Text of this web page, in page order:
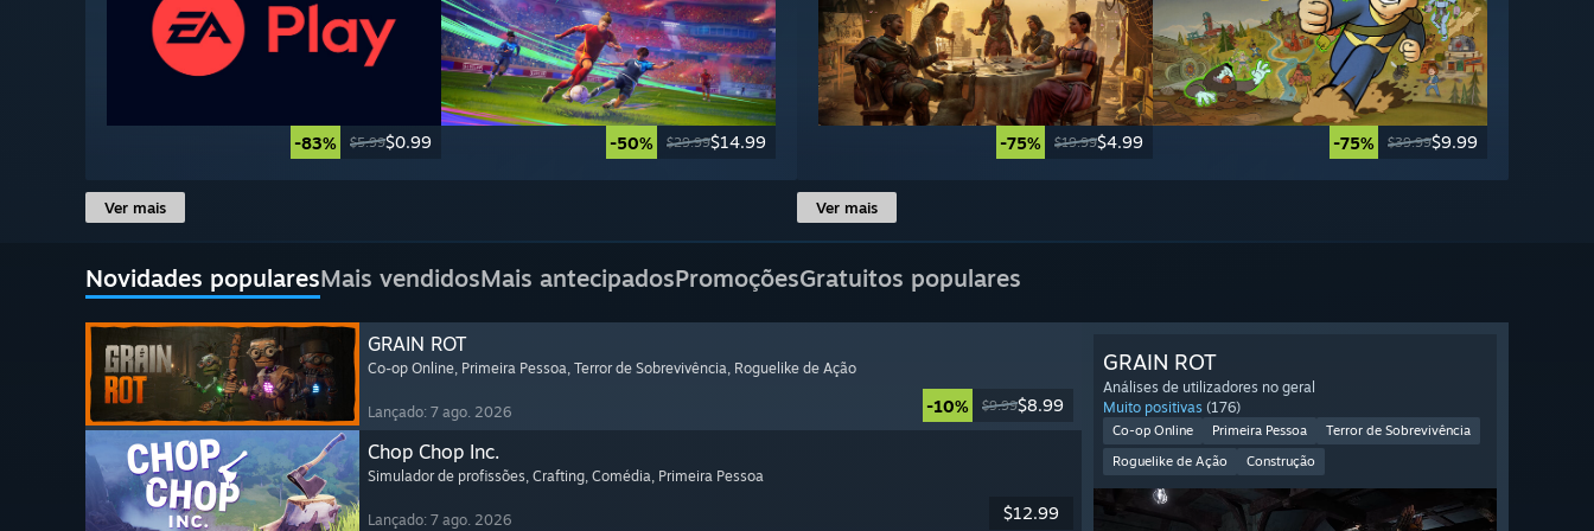
-83% $5.99$0.99 -50% $29.99$14.99
Ver mais
-75% $19.99$4.99 -75% $39.99$9.99
Ver mais
Novidades popularesMais vendidosMais antecipadosPromoçõesGratuitos populares
GRAIN ROT
Co-op Online, Primeira Pessoa, Terror de Sobrevivência, Roguelike de Ação
Lançado: 7 ago. 2026 -10% $9.99$8.99
Chop Chop Inc.
Simulador de profissões, Crafting, Comédia, Primeira Pessoa
Lançado: 7 ago. 2026 $12.99
GRAIN ROT
Análises de utilizadores no geral
Muito positivas (176)
Co-op Online Primeira Pessoa
Terror de Sobrevivência
Roguelike de Ação
Construção